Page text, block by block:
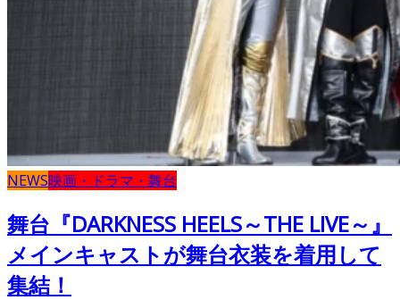
NEWS映画・ドラマ・舞台
舞台『DARKNESS HEELS～THE LIVE～』
メインキャストが舞台衣装を着用して
集結！